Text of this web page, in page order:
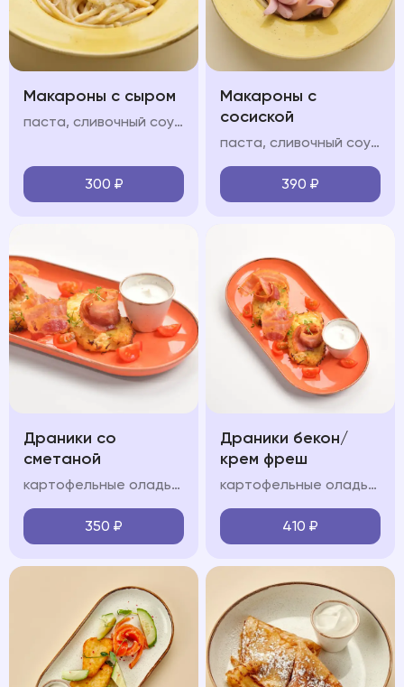
Макароны с сыром
паста, сливочный соус, пармезан
300 ₽
Макароны с
сосиской
паста, сливочный соус, молочные сосиски, пармезан
390 ₽
Драники со
сметаной
картофельные оладьи, сметанно-сливочный крем
350 ₽
Драники бекон/
крем фреш
картофельные оладьи, обжаренный бекон, сметанно-сливочный крем,, зелень, сметана
410 ₽